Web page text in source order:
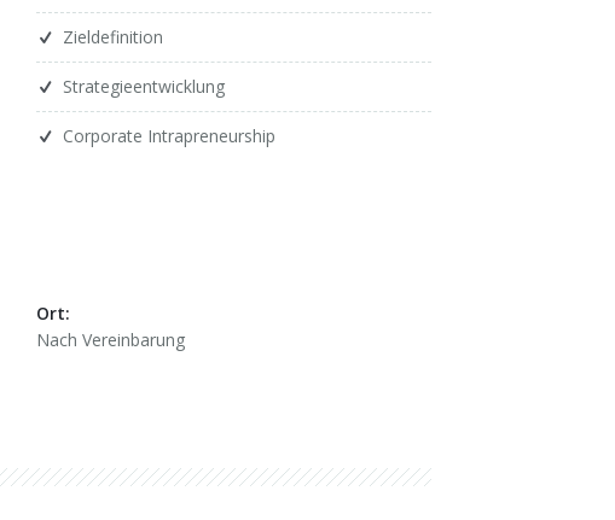
Zieldefinition
Strategieentwicklung
Corporate Intrapreneurship
Ort:
Nach Vereinbarung